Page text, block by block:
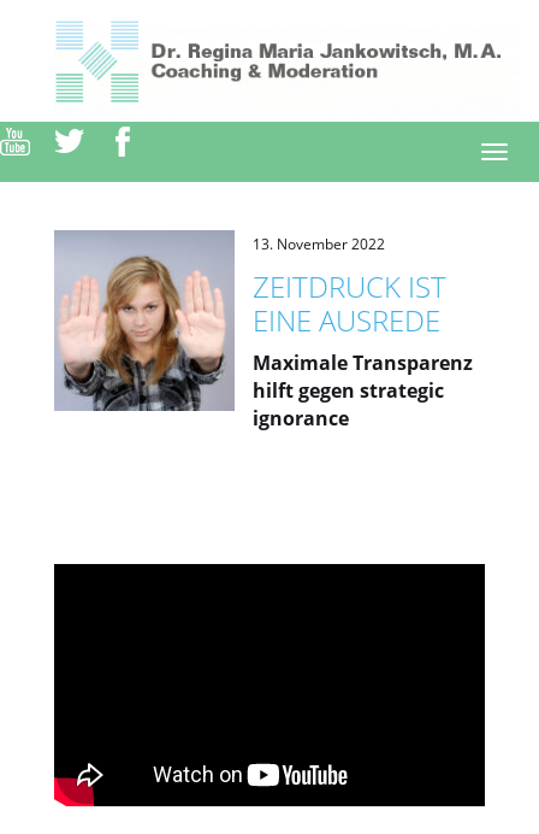
13. November 2022
ZEITDRUCK IST
EINE AUSREDE
Maximale Transparenz
hilft gegen strategic
ignorance